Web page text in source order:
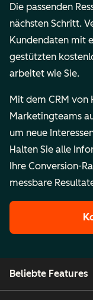
Die passenden
nächsten Schritt.
Kundendaten mit
gestützten
arbeitet wie Sie.
Mit dem CRM von
Marketingteams
um neue
Halten Sie alle
Ihre Conversion-
messbare
Beliebte Features